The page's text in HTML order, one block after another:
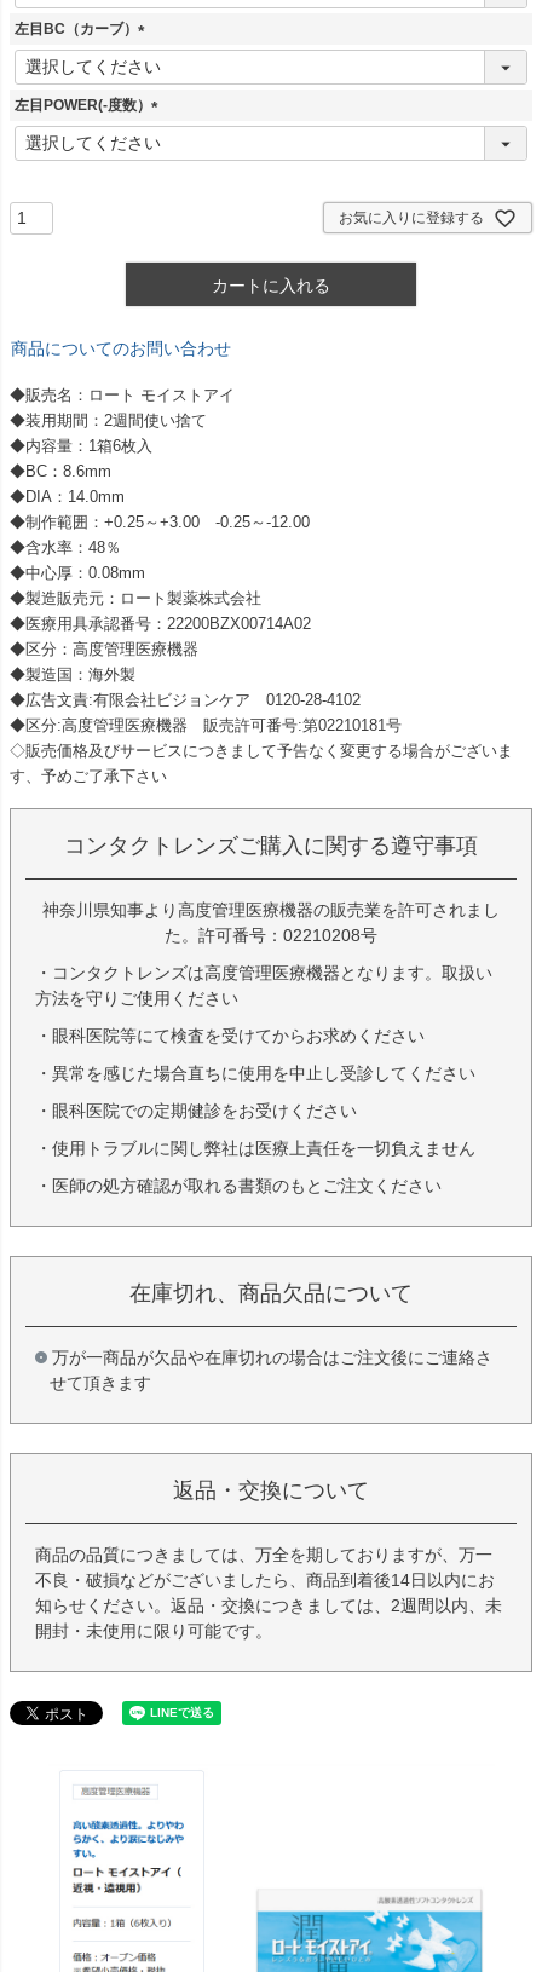
須
左目BC（カーブ）
(
必
須
左目POWER(-度数）
(
必
お気に入りに登録する
カートに入れる
商品についてのお問い合わせ
◆販売名：ロート モイストアイ
◆装用期間：2週間使い捨て
◆内容量：1箱6枚入
◆BC：8.6mm
◆DIA：14.0mm
◆制作範囲：+0.25～+3.00 -0.25～-12.00
◆含水率：48％
◆中心厚：0.08mm
◆製造販売元：ロート製薬株式会社
◆医療用具承認番号：22200BZX00714A02
◆区分：高度管理医療機器
◆製造国：海外製
◆広告文責:有限会社ビジョンケア 0120-28-4102
◆区分:高度管理医療機器 販売許可番号:第02210181号
◇販売価格及びサービスにつきまして予告なく変更する場合がございま
す、予めご了承下さい
コンタクトレンズご購入に関する遵守事項
神奈川県知事より高度管理医療機器の販売業を許可されまし
た。許可番号：02210208号
・コンタクトレンズは高度管理医療機器となります。取扱い
方法を守りご使用ください
・眼科医院等にて検査を受けてからお求めください
・異常を感じた場合直ちに使用を中止し受診してください
・眼科医院での定期健診をお受けください
・使用トラブルに関し弊社は医療上責任を一切負えません
・医師の処方確認が取れる書類のもとご注文ください
在庫切れ、商品欠品について
万が一商品が欠品や在庫切れの場合はご注文後にご連絡さ
せて頂きます
返品・交換について
商品の品質につきましては、万全を期しておりますが、万一
不良・破損などがございましたら、商品到着後14日以内にお
知らせください。返品・交換につきましては、2週間以内、未
開封・未使用に限り可能です。